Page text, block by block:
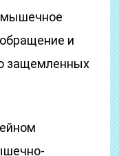
мышечное
и
защемленных